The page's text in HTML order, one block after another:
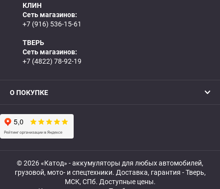
КЛИН
Сеть магазинов:
+7 (916) 536-15-61
ТВЕРЬ
Сеть магазинов:
+7 (4822) 78-92-19
О ПОКУПКЕ
© 2026 «Катод» - аккумуляторы для любых автомобилей,
грузовой, мото- и спецтехники. Доставка, гарантия - Тверь,
МСК, СПб. Доступные цены.